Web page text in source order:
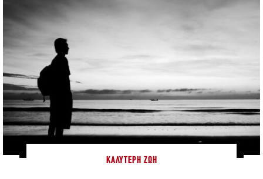
ΚΑΛΎΤΕΡΗ ΖΩΉ